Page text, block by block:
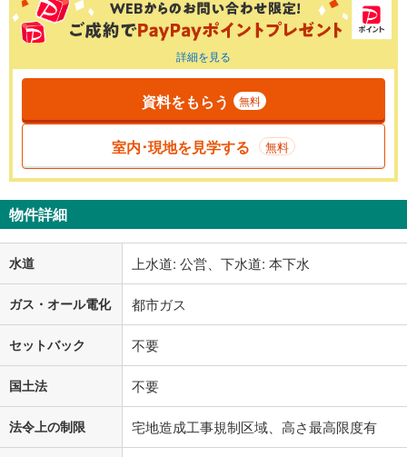
詳細を見る
資料をもらう 無料
室内･現地を見学する 無料
物件詳細
水道 上水道: 公営、下水道: 本下水
ガス・オール電化 都市ガス
セットバック 不要
国土法 不要
法令上の制限 宅地造成工事規制区域、高さ最高限度有